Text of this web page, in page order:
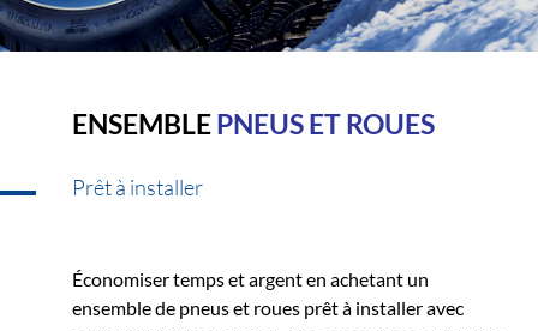
ENSEMBLEPNEUS ET ROUES
Prêt à installer
Économiser temps et argent en achetant un
ensemble de pneus et roues prêt à installer avec